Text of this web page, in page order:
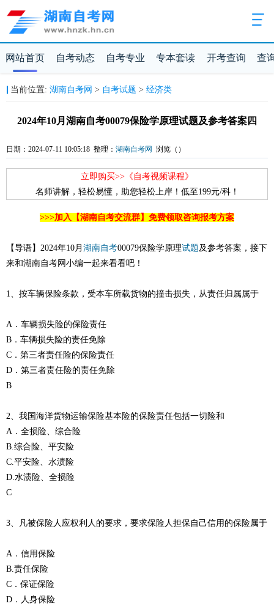
网站首页 自考动态 自考专业 专本套读 开考查询 查
当前位置: 湖南自考网 > 自考试题 > 经济类
2024年10月湖南自考00079保险学原理试题及参考答案四
日期：2024-07-11 10:05:18 整理： 湖南自考网 浏览（ ）
立即购买>>《自考视频课程》
名师讲解，轻松易懂，助您轻松上岸！低至199元/科！
>>>加入【湖南自考交流群】免费领取咨询报考方案
【导语】2024年10月 湖南自考00079保险学原理试题及参考答案，接下
来和湖南自考网小编一起来看看吧！
1、按车辆保险条款，受本车所载货物的撞击损失，从责任归属属于
A．车辆损失险的保险责任
B．车辆损失险的责任免除
C．第三者责任险的保险责任
D．第三者责任险的责任免除
B
2、我国海洋货物运输保险基本险的保险责任包括一切险和
A．全损险、综合险
B.综合险、平安险
C.平安险、水渍险
D.水渍险、全损险
C
3、凡被保险人应权利人的要求，要求保险人担保自己信用的保险属于
A．信用保险
B.责任保险
C．保证保险
D．人身保险